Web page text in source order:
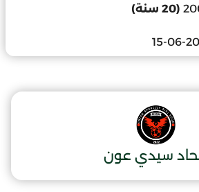
(20 سنة)
سيدي عون